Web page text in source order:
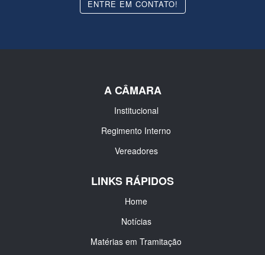
ENTRE EM CONTATO!
A CÂMARA
Institucional
Regimento Interno
Vereadores
LINKS RÁPIDOS
Home
Notícias
Matérias em Tramitação